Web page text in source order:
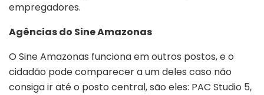
empregadores.
Agências do Sine Amazonas
O Sine Amazonas funciona em outros postos, e o
cidadão pode comparecer a um deles caso não
consiga ir até o posto central, são eles: PAC Studio 5,